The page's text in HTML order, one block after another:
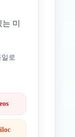
미
로